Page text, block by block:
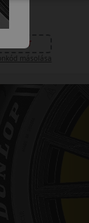
másolása